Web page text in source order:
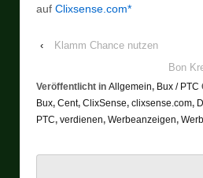
auf Clixsense.com*
‹
Klamm Chance nutzen
Bon
Veröffentlicht in Allgemein, Bux / PTC
Bux, Cent, ClixSense, clixsense.com,
PTC, verdienen, Werbeanzeigen,